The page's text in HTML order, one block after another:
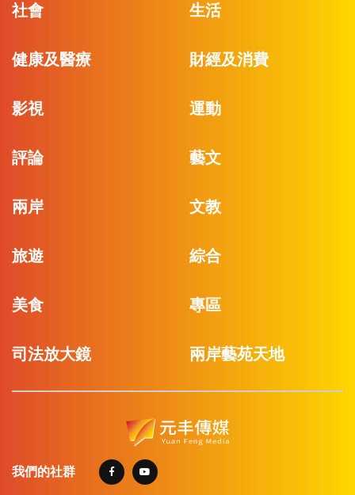
社會 生活
健康及醫療 財經及消費
影視 運動
評論 藝文
兩岸 文教
旅遊 綜合
美食 專區
司法放大鏡 兩岸藝苑天地
我們的社群